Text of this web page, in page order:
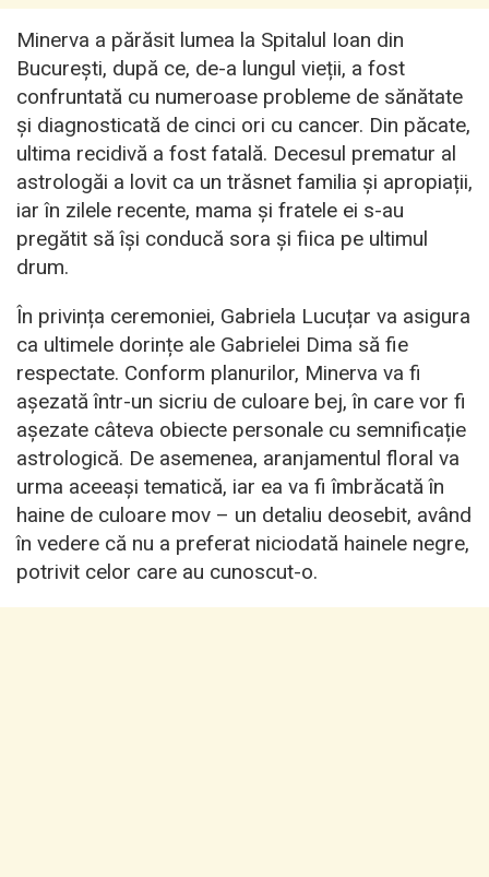
Minerva a părăsit lumea la Spitalul Ioan din
București, după ce, de-a lungul vieții, a fost
confruntată cu numeroase probleme de sănătate
și diagnosticată de cinci ori cu cancer. Din păcate,
ultima recidivă a fost fatală. Decesul prematur al
astrologăi a lovit ca un trăsnet familia și apropiații,
iar în zilele recente, mama și fratele ei s-au
pregătit să își conducă sora și fiica pe ultimul
drum.
În privința ceremoniei, Gabriela Lucuțar va asigura
ca ultimele dorințe ale Gabrielei Dima să fie
respectate. Conform planurilor, Minerva va fi
așezată într-un sicriu de culoare bej, în care vor fi
așezate câteva obiecte personale cu semnificație
astrologică. De asemenea, aranjamentul floral va
urma aceeași tematică, iar ea va fi îmbrăcată în
haine de culoare mov – un detaliu deosebit, având
în vedere că nu a preferat niciodată hainele negre,
potrivit celor care au cunoscut-o.